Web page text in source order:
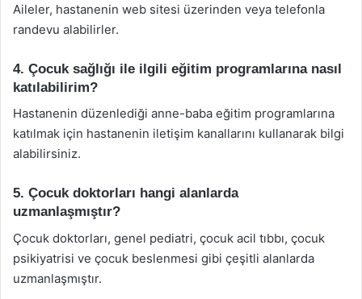
Aileler, hastanenin web sitesi üzerinden veya telefonla
randevu alabilirler.
4. Çocuk sağlığı ile ilgili eğitim programlarına nasıl
katılabilirim?
Hastanenin düzenlediği anne-baba eğitim programlarına
katılmak için hastanenin iletişim kanallarını kullanarak bilgi
alabilirsiniz.
5. Çocuk doktorları hangi alanlarda
uzmanlaşmıştır?
Çocuk doktorları, genel pediatri, çocuk acil tıbbı, çocuk
psikiyatrisi ve çocuk beslenmesi gibi çeşitli alanlarda
uzmanlaşmıştır.